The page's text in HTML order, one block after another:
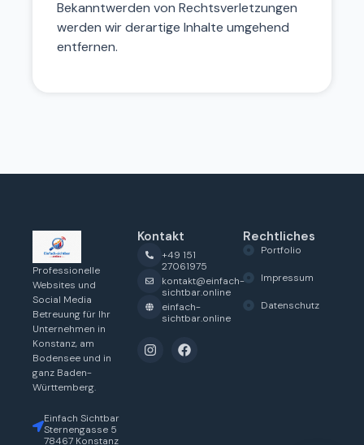
Bekanntwerden von Rechtsverletzungen
werden wir derartige Inhalte umgehend
entfernen.
Professionelle
Websites und
Social Media
Betreuung für Ihr
Unternehmen in
Konstanz, am
Bodensee und in
ganz Baden-
Württemberg.
Einfach Sichtbar
Sternengasse 5
78467 Konstanz
Kontakt
+49 151
27061975
kontakt@einfach-
sichtbar.online
einfach-
sichtbar.online
Rechtliches
Portfolio
Impressum
Datenschutz